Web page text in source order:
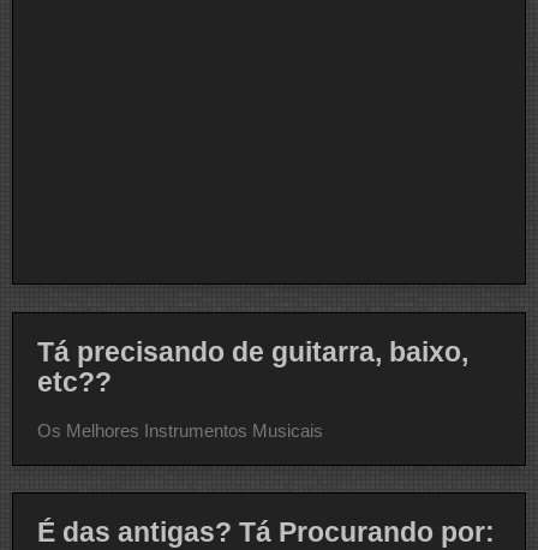
Tá precisando de guitarra, baixo,
etc??
Os Melhores Instrumentos Musicais
É das antigas? Tá Procurando por: